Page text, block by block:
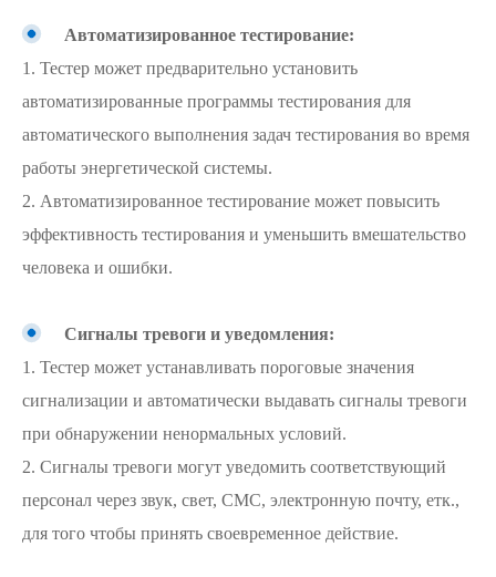
Автоматизированное тестирование:
1. Тестер может предварительно установить
автоматизированные программы тестирования для
автоматического выполнения задач тестирования во время
работы энергетической системы.
2. Автоматизированное тестирование может повысить
эффективность тестирования и уменьшить вмешательство
человека и ошибки.
Сигналы тревоги и уведомления:
1. Тестер может устанавливать пороговые значения
сигнализации и автоматически выдавать сигналы тревоги
при обнаружении ненормальных условий.
2. Сигналы тревоги могут уведомить соответствующий
персонал через звук, свет, СМС, электронную почту, етк.,
для того чтобы принять своевременное действие.